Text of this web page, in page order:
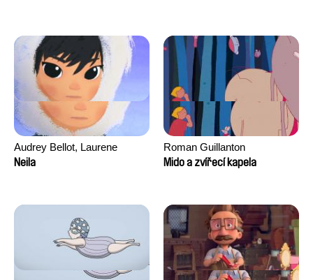
Audrey Bellot, Laurene
Desoutter, Amandine
David Tabar, Guillaume
Vezzoli, Eline Zhang
Neila
Roman Guillanton
Mido a zvířecí kapela